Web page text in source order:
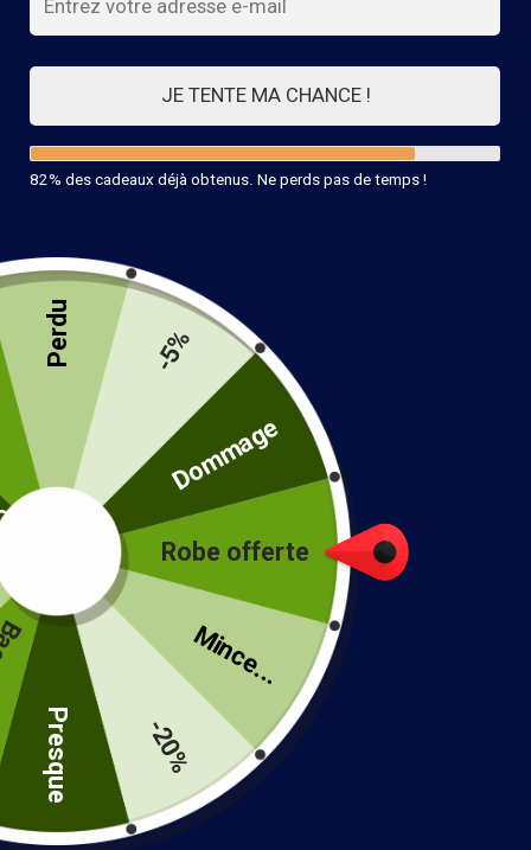
Bracelet Motif Bohème
8 en stock
Ajouter au panier
30 jours pour retourner votre produit
Expédié en 48 heures
JE TENTE MA CHANCE !
82% des cadeaux déjà obtenus. Ne perds pas de temps !
Robe offerte
Mince...
-20%
Presque
Perdu -5%
Dommage